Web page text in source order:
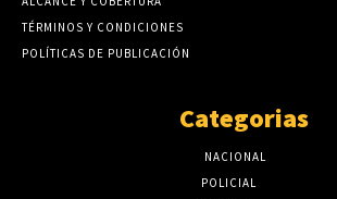
TÉRMINOS Y CONDICIONES
POLÍTICAS DE PUBLICACIÓN
Categorias
NACIONAL
POLICIAL